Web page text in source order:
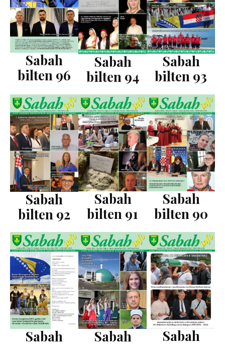
Sabah
bilten 96
Sabah
bilten 94
Sabah
bilten 93
Sabah
bilten 92
Sabah
bilten 91
Sabah
bilten 90
Sabah
Sabah
Sabah